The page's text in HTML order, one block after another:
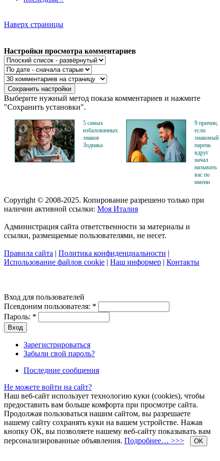
Наверх страницы
Настройки просмотра комментариев
Выберите нужный метод показа комментариев и нажмите
"Сохранить установки".
5 самых
избалованных
знаков
Зодиака
9 причин,
если
знакомый
парень
вдруг
начал
называть
вас по
имени
Copyright © 2008-2025. Копирование разрешено только при
наличии активной ссылки: Моя Италия
Администрация сайта ответственности за материалы и
ссылки, размещаемые пользователями, не несет.
Правила сайта | Политика конфиденциальности |
Использование файлов cookie | Наш информер | Контакты
Вход для пользователей
Псевдоним пользователя: *
Пароль: *
Зарегистрироваться
Забыли свой пароль?
Последние сообщения
Не можете войти на сайт?
Наш веб-сайт использует технологию куки (cookies), чтобы
предоставить вам больше комфорта при просмотре сайта.
Продолжая пользоваться нашим сайтом, вы разрешаете
нашему сайту сохранять куки на вашем устройстве. Нажав
кнопку ОК, вы позволяете нашему веб-сайту показывать вам
персонализированные объявления. Подробнее… >>> OK